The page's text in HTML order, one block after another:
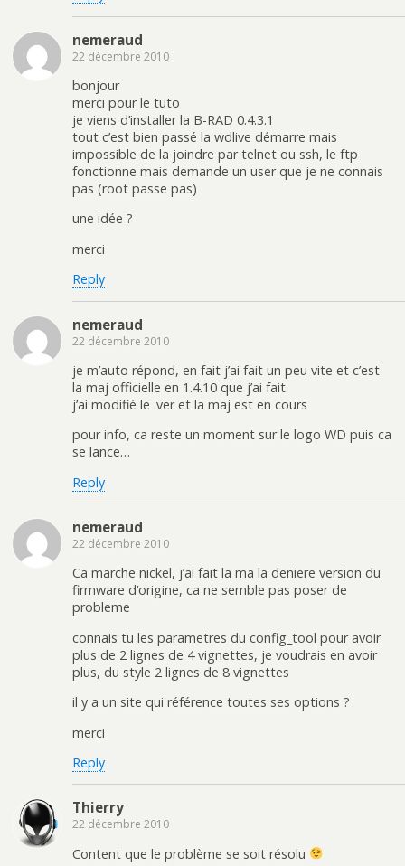
nemeraud
22 décembre 2010
bonjour
merci pour le tuto
je viens d’installer la B-RAD 0.4.3.1
tout c’est bien passé la wdlive démarre mais
impossible de la joindre par telnet ou ssh, le ftp
fonctionne mais demande un user que je ne connais
pas (root passe pas)
une idée ?
merci
Reply
nemeraud
22 décembre 2010
je m’auto répond, en fait j’ai fait un peu vite et c’est
la maj officielle en 1.4.10 que j’ai fait.
j’ai modifié le .ver et la maj est en cours
pour info, ca reste un moment sur le logo WD puis ca
se lance…
Reply
nemeraud
22 décembre 2010
Ca marche nickel, j’ai fait la ma la deniere version du
firmware d’origine, ca ne semble pas poser de
probleme
connais tu les parametres du config_tool pour avoir
plus de 2 lignes de 4 vignettes, je voudrais en avoir
plus, du style 2 lignes de 8 vignettes
il y a un site qui référence toutes ses options ?
merci
Reply
Thierry
22 décembre 2010
Content que le problème se soit résolu